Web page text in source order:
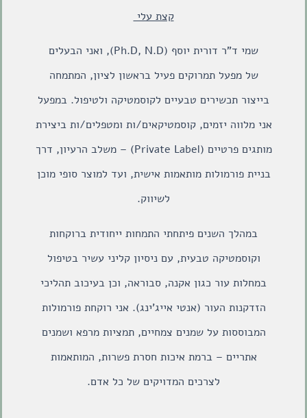
קצת עלי
שמי ד”ר דורית יוסף (Ph.D, N.D), ואני הבעלים
שלמפעל תמרוקים פעיל בראשון לציון, המתמחה
בייצור תכשירים טבעיים לקוסמטיקה ולטיפול. במפעל
אני מלווה יזמים, קוסמטיקאים/ות ומטפלים/ות ביצירת
מותגים פרטיים (Private Label) – משלב הרעיון, דרך
בניית פורמולות מותאמות אישית, ועד למוצר סופי מוכן
לשיווק.
במהלך השנים פיתחתי התמחות ייחודית ברוקחות
וקוסמטיקה טבעית, עם ניסיון קליני עשיר בטיפול
במחלות עור כגון אקנה, סבוראה, וכן בעיכוב תהליכי
הזדקנות העור (אנטי אייג’ינג). אני רוקחת פורמולות
המבוססות על שמנים צמחיים, תמציות מרפא ושמנים
אתריים – ברמת איכות חסרת פשרות, המותאמות
לצרכים המדויקים של כל אדם.